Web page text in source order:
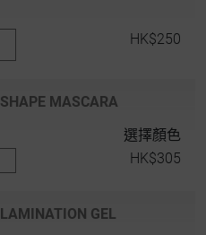
HK$250
SHAPE MASCARA
選擇顏色
HK$305
LAMINATION GEL